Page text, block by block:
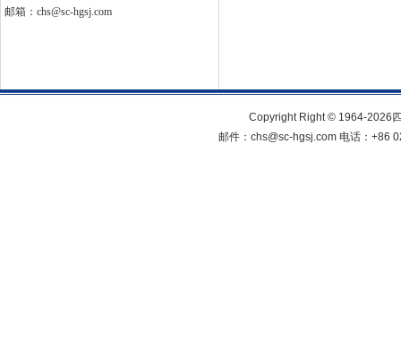
邮箱： chs@sc-hgsj.com
Copyright Right © 1964-2026
邮件：chs@sc-hgsj.com 电话：